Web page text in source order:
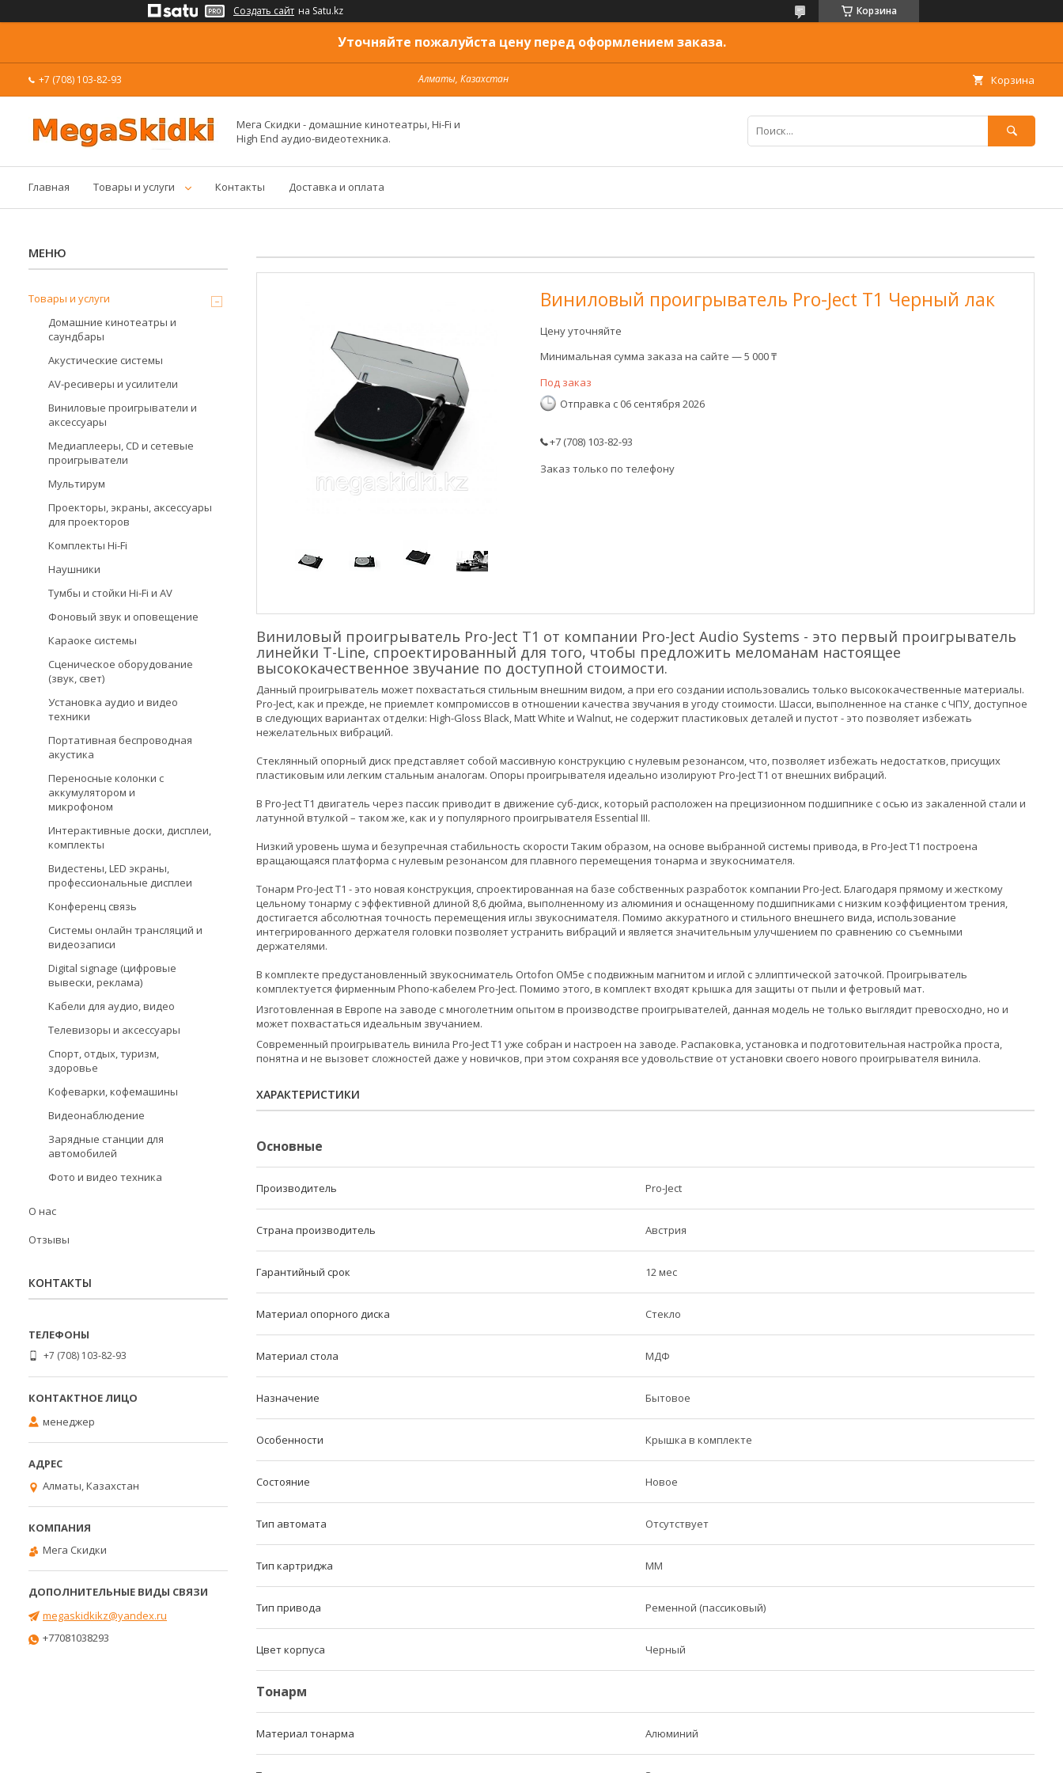
Создать сайт на Satu.kz Корзина
Уточняйте пожалуйста цену перед оформлением заказа.
+7 (708) 103-82-93 Алматы, Казахстан Корзина
Мега Скидки - домашние кинотеатры, Hi-Fi и
High End аудио-видеотехника.
Главная Товары и услуги Контакты Доставка и оплата
Виниловый проигрыватель Pro-Ject T1 Черный лак
Цену уточняйте
Минимальная сумма заказа на сайте — 5 000 ₸
Под заказ
Отправка с 06 сентября 2026
+7 (708) 103-82-93
Заказ только по телефону
Виниловый проигрыватель Pro-Ject T1 от компании Pro-Ject Audio Systems - это первый проигрыватель
линейки T-Line, спроектированный для того, чтобы предложить меломанам настоящее
высококачественное звучание по доступной стоимости.
Данный проигрыватель может похвастаться стильным внешним видом, а при его создании использовались только высококачественные материалы.
Pro-Ject, как и прежде, не приемлет компромиссов в отношении качества звучания в угоду стоимости. Шасси, выполненное на станке с ЧПУ, доступное
в следующих вариантах отделки: High-Gloss Black, Matt White и Walnut, не содержит пластиковых деталей и пустот - это позволяет избежать
нежелательных вибраций.
Стеклянный опорный диск представляет собой массивную конструкцию с нулевым резонансом, что, позволяет избежать недостатков, присущих
пластиковым или легким стальным аналогам. Опоры проигрывателя идеально изолируют Pro-Ject T1 от внешних вибраций.
В Pro-Ject T1 двигатель через пассик приводит в движение суб-диск, который расположен на прецизионном подшипнике с осью из закаленной стали и
латунной втулкой – таком же, как и у популярного проигрывателя Essential III.
Низкий уровень шума и безупречная стабильность скорости Таким образом, на основе выбранной системы привода, в Pro-Ject T1 построена
вращающаяся платформа с нулевым резонансом для плавного перемещения тонарма и звукоснимателя.
Тонарм Pro-Ject T1 - это новая конструкция, спроектированная на базе собственных разработок компании Pro-Ject. Благодаря прямому и жесткому
цельному тонарму с эффективной длиной 8,6 дюйма, выполненному из алюминия и оснащенному подшипниками с низким коэффициентом трения,
достигается абсолютная точность перемещения иглы звукоснимателя. Помимо аккуратного и стильного внешнего вида, использование
интегрированного держателя головки позволяет устранить вибраций и является значительным улучшением по сравнению со съемными
держателями.
В комплекте предустановленный звукосниматель Ortofon OM5e с подвижным магнитом и иглой с эллиптической заточкой. Проигрыватель
комплектуется фирменным Phono-кабелем Pro-Ject. Помимо этого, в комплект входят крышка для защиты от пыли и фетровый мат.
Изготовленная в Европе на заводе с многолетним опытом в производстве проигрывателей, данная модель не только выглядит превосходно, но и
может похвастаться идеальным звучанием.
Современный проигрыватель винила Pro-Ject T1 уже собран и настроен на заводе. Распаковка, установка и подготовительная настройка проста,
понятна и не вызовет сложностей даже у новичков, при этом сохраняя все удовольствие от установки своего нового проигрывателя винила.
ХАРАКТЕРИСТИКИ
Основные
Производитель Pro-Ject
Страна производитель Австрия
Гарантийный срок 12 мес
Материал опорного диска Стекло
Материал стола МДФ
Назначение Бытовое
Особенности Крышка в комплекте
Состояние Новое
Тип автомата Отсутствует
Тип картриджа MM
Тип привода Ременной (пассиковый)
Цвет корпуса Черный
Тонарм
Материал тонарма Алюминий
Товары и услуги
Домашние кинотеатры и
саундбары
Акустические системы
AV-ресиверы и усилители
Виниловые проигрыватели и
аксессуары
Медиаплееры, CD и сетевые
проигрыватели
Мультирум
Проекторы, экраны, аксессуары
для проекторов
Комплекты Hi-Fi
Наушники
Тумбы и стойки Hi-Fi и AV
Фоновый звук и оповещение
Караоке системы
Сценическое оборудование
(звук, свет)
Установка аудио и видео
техники
Портативная беспроводная
акустика
Переносные колонки с
аккумулятором и
микрофоном
Интерактивные доски, дисплеи,
комплекты
Видестены, LED экраны,
профессиональные дисплеи
Конференц связь
Системы онлайн трансляций и
видеозаписи
Digital signage (цифровые
вывески, реклама)
Кабели для аудио, видео
Телевизоры и аксессуары
Спорт, отдых, туризм,
здоровье
Кофеварки, кофемашины
Видеонаблюдение
Зарядные станции для
автомобилей
Фото и видео техника
О нас
Отзывы
КОНТАКТЫ
+7 (708) 103-82-93
менеджер
Алматы, Казахстан
Мега Скидки
megaskidkikz@yandex.ru
+77081038293